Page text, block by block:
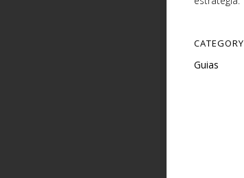
CATEGORY
Gu​ias